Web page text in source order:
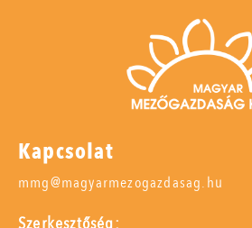
Kapcsolat
mmg@magyarmezogazdasag.hu
Szerkesztőség: